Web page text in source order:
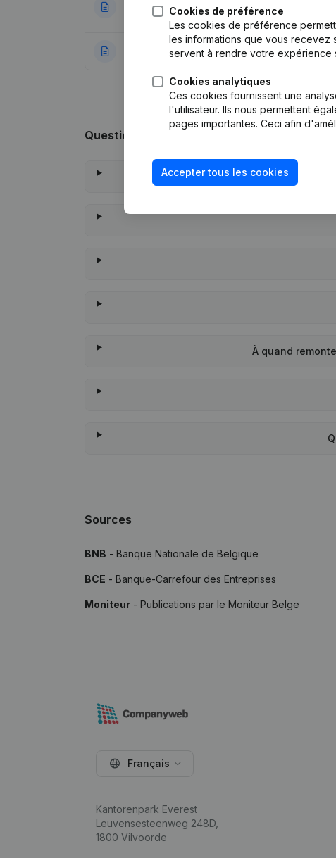
14-12-2020
Autres Modifications,
01-02-2013 Rubrique
Questions fréquemment posées
À quand
Sources
BNB - Banque Nationale de Belgique
BCE - Banque-Carrefour des Entreprises
Moniteur - Publications par le Moniteur Belge
Cookies de préférence
Les cookies de préférence
les informations que vous recevez
servent à rendre votre expérience
Cookies analytiques
Ces cookies fournissent une
l'utilisateur. Ils nous permettent
pages importantes. Ceci afin
Accepter tous les cookies
Français
Kantorenpark Everest
Leuvensesteenweg 248D,
1800 Vilvoorde